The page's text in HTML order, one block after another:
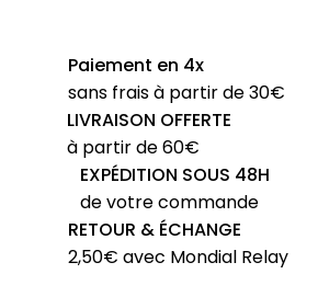
courtes
MARVELIS
motif
Casual
Paiement en 4x
sans frais à partir de 30€
LIVRAISON OFFERTE
à partir de 60€
EXPÉDITION SOUS 48H
de votre commande
RETOUR & ÉCHANGE
2,50€ avec Mondial Relay